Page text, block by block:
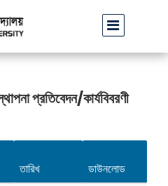
প্রতারণার চেষ্টা: সর্বসাধারণকে সতর্ক
প্রতিবেদন/কার্যবিবরণী
তারিখ
ডাউনলোড